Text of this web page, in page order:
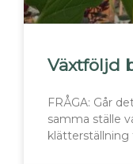
Växtföljd
FRÅGA: Går
samma ställe
klätterställning